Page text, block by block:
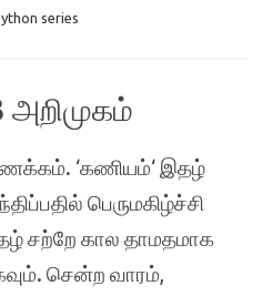
series
‘கணியம்‘ இதழ்
பெருமகிழ்ச்சி
சற்றே கால தாமதமாக
சென்ற வாரம்,